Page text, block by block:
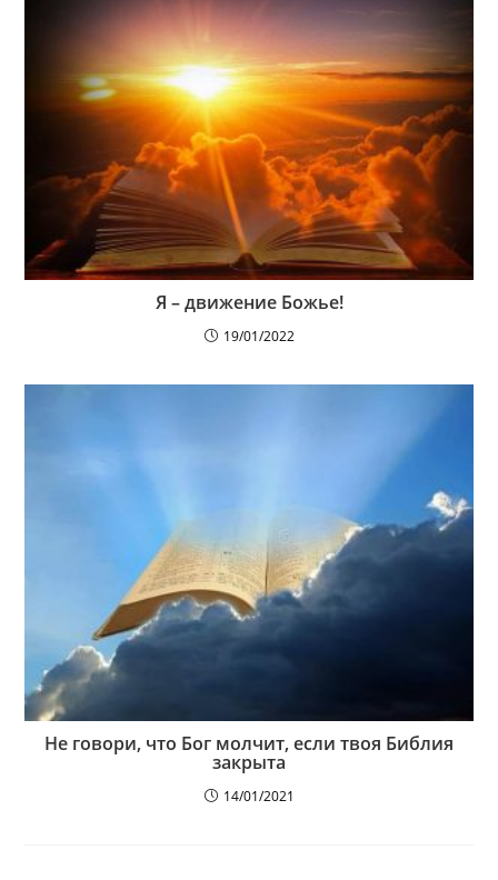
Я – движение Божье!
19/01/2022
Не говори, что Бог молчит, если твоя Библия
закрыта
14/01/2021